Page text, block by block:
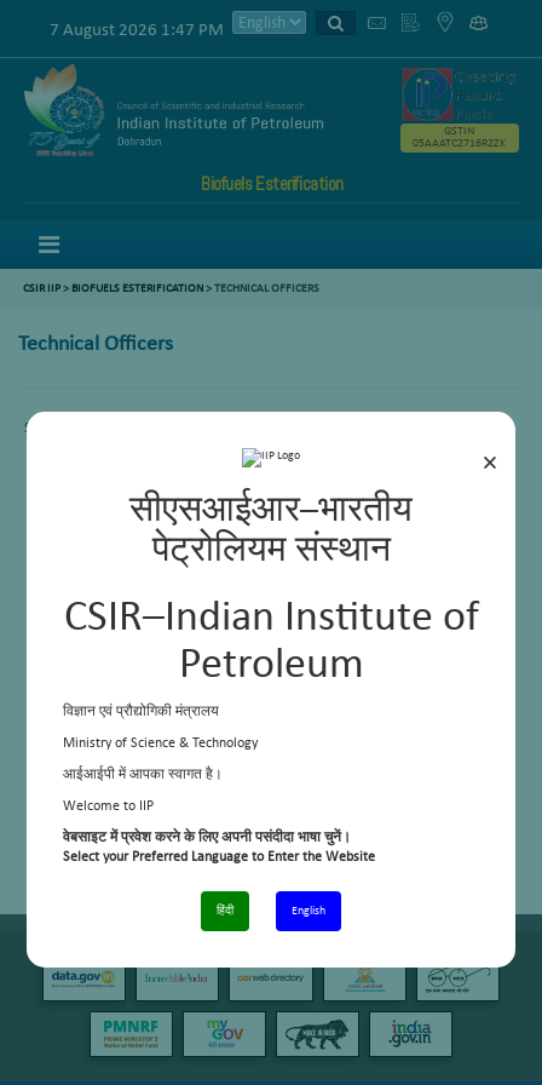
×
सीएसआईआर–भारतीय
पेट्रोलियम संस्थान
CSIR–Indian Institute of
Petroleum
विज्ञान एवं प्रौद्योगिकी मंत्रालय
Ministry of Science & Technology
आईआईपी में आपका स्वागत है।
Welcome to IIP
वेबसाइट में प्रवेश करने के लिए अपनी पसंदीदा भाषा चुनें।
Select your Preferred Language to Enter the Website
हिंदी English
7 August 2026 1:47 PM
Biofuels Esterification
GSTIN
05AAATC2716R2ZK
CSIR IIP> BIOFUELS ESTERIFICATION>TECHNICAL OFFICERS
Technical Officers
Sorry, this entry is only available in